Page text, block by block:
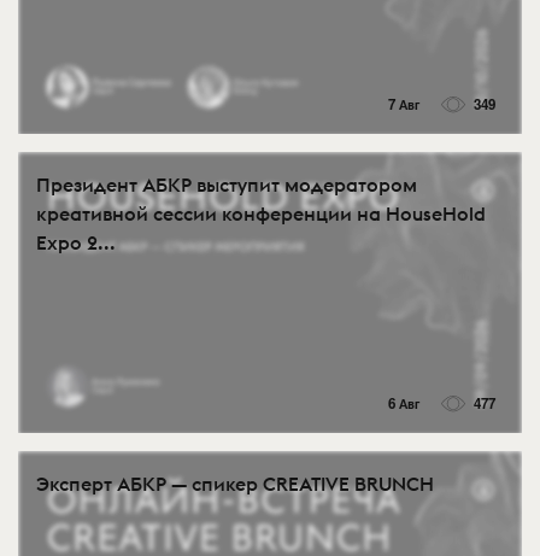
7 Авг 349
Президент АБКР выступит модератором
креативной сессии конференции на HouseHold
Expo 2...
6 Авг 477
Эксперт АБКР — спикер CREATIVE BRUNCH